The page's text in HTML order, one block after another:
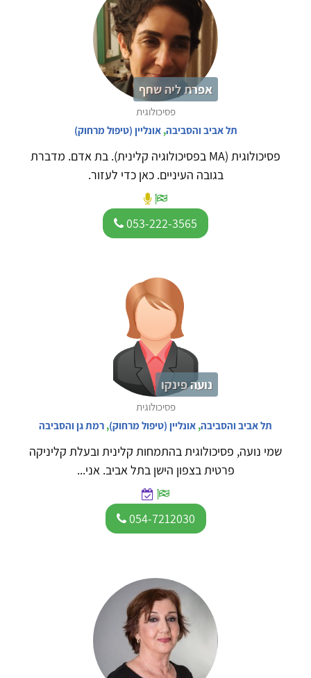
אפרת ליה שחף
פסיכולוגית
תל אביב והסביבה,אונליין (טיפול מרחוק)
פסיכולוגית (MA בפסיכולוגיה קלינית). בת אדם. מדברת
בגובה העיניים. כאן כדי לעזור.
053-222-3565
נועה פינקו
פסיכולוגית
תל אביב והסביבה, אונליין (טיפול מרחוק), רמת גן והסביבה
שמי נועה, פסיכולוגית בהתמחות קלינית ובעלת קליניקה
פרטית בצפון הישן בתל אביב. אני...
054-7212030